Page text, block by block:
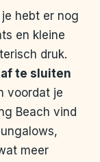
hebt er nog
en kleine
druk.
te sluiten
voordat je
Beach vind
meer